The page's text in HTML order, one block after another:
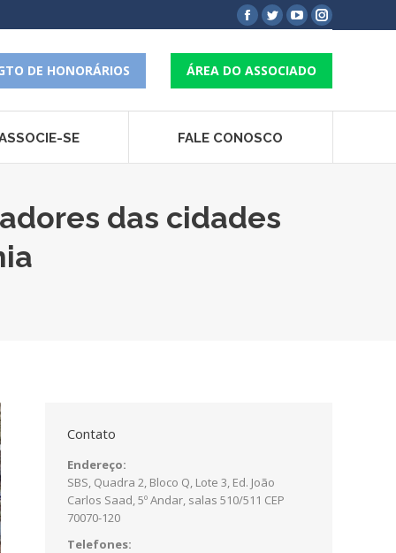
Facebook
opens
in
new
window
Twitter
opens
in
new
window
YouTube
opens
in
new
Instagram
in
new
DE HONORÁRIOS ÁREA DO ASSOCIADO
SE FALE CONOSCO
das cidades
Contato
Endereço:
SBS, Quadra 2, Bloco Q, Lote 3, Ed. João
Carlos Saad, 5º Andar, salas 510/511 CEP
70070-120
Telefones: